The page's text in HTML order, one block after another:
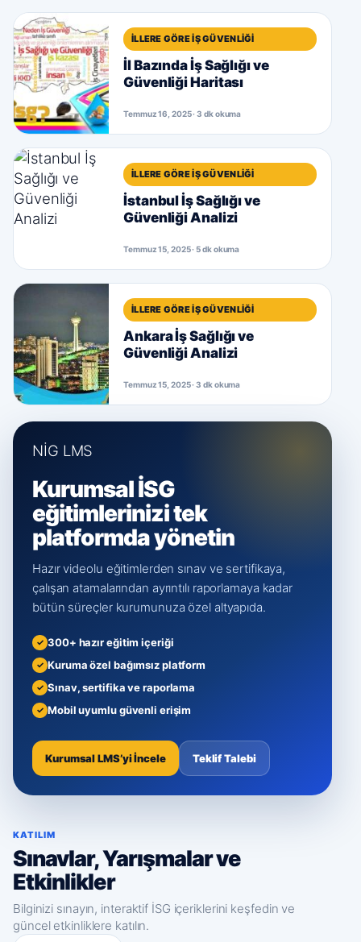
İLLERE GÖRE İŞ GÜVENLIĞI
İl Bazında İş Sağlığı ve
Güvenliği Haritası
Temmuz 16, 2025 · 3 dk okuma
İLLERE GÖRE İŞ GÜVENLIĞI
İstanbul İş Sağlığı ve
Güvenliği Analizi
Temmuz 15, 2025 · 5 dk okuma
İLLERE GÖRE İŞ GÜVENLIĞI
Ankara İş Sağlığı ve
Güvenliği Analizi
Temmuz 15, 2025 · 3 dk okuma
NİG LMS
Kurumsal İSG
eğitimlerinizi tek
platformda yönetin
Hazır videolu eğitimlerden sınav ve sertifikaya,
çalışan atamalarından ayrıntılı raporlamaya kadar
bütün süreçler kurumunuza özel altyapıda.
300+ hazır eğitim içeriği
Kuruma özel bağımsız platform
Sınav, sertifika ve raporlama
Mobil uyumlu güvenli erişim
Kurumsal LMS’yi İncele Teklif Talebi
KATILIM
Sınavlar, Yarışmalar ve
Etkinlikler
Bilginizi sınayın, interaktif İSG içeriklerini keşfedin ve
güncel etkinliklere katılın.